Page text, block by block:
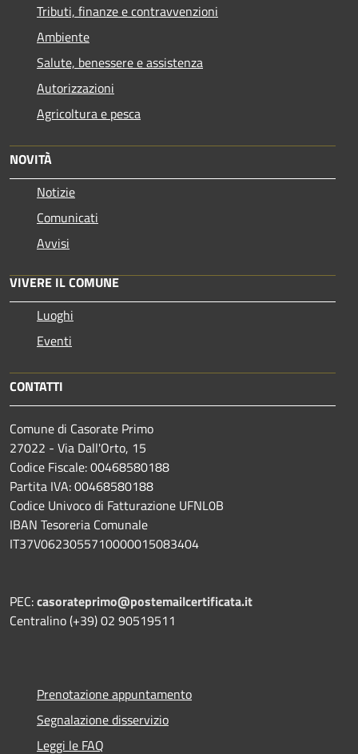
Tributi, finanze e contravvenzioni
Ambiente
Salute, benessere e assistenza
Autorizzazioni
Agricoltura e pesca
NOVITÀ
Notizie
Comunicati
Avvisi
VIVERE IL COMUNE
Luoghi
Eventi
CONTATTI
Comune di Casorate Primo
27022 - Via Dall'Orto, 15
Codice Fiscale: 00468580188
Partita IVA: 00468580188
Codice Univoco di Fatturazione UFNL0B
IBAN Tesoreria Comunale
IT37V0623055710000015083404
PEC:casorateprimo@postemailcertificata.it
Centralino (+39) 02 90519511
Prenotazione appuntamento
Segnalazione disservizio
Leggi le FAQ